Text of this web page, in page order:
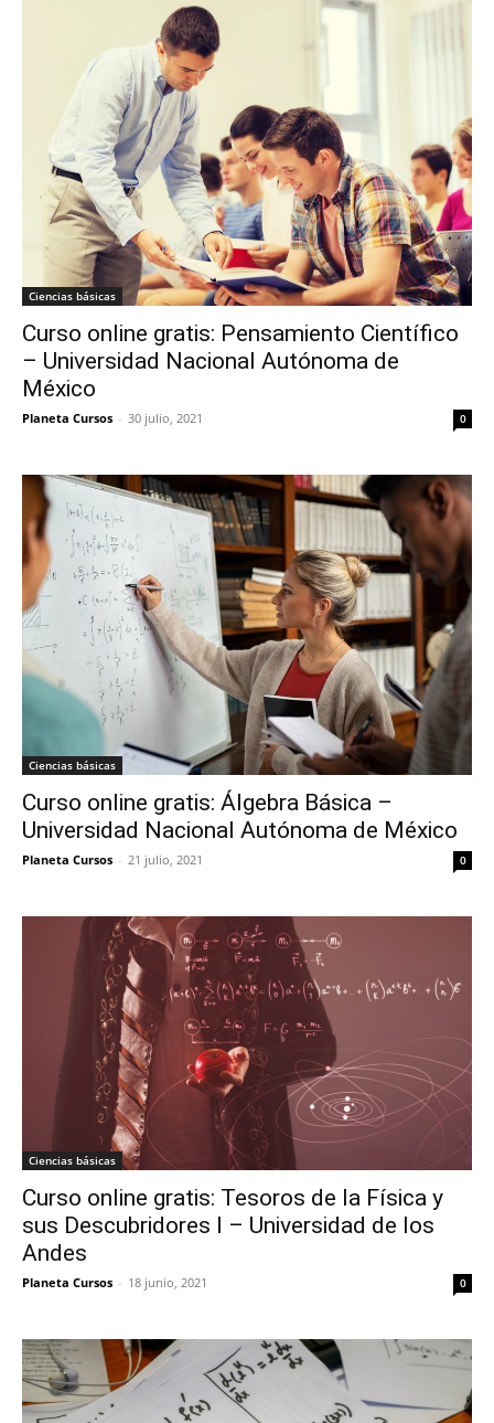
Ciencias básicas
Curso online gratis: Pensamiento Científico
– Universidad Nacional Autónoma de
México
Planeta Cursos - 30 julio, 2021 0
Ciencias básicas
Curso online gratis: Álgebra Básica –
Universidad Nacional Autónoma de México
Planeta Cursos - 21 julio, 2021 0
Ciencias básicas
Curso online gratis: Tesoros de la Física y
sus Descubridores I – Universidad de los
Andes
Planeta Cursos - 18 junio, 2021 0